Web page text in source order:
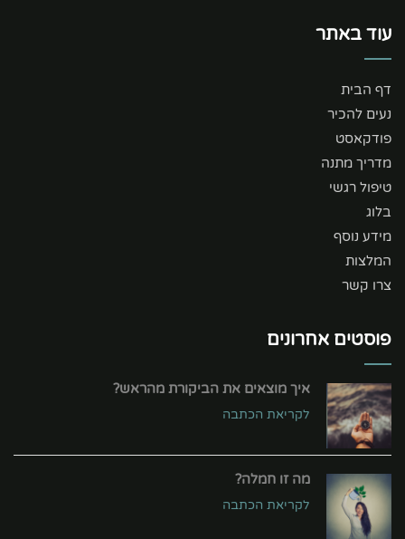
עוד באתר
דף הבית
נעים להכיר
פודקאסט
מדריך מתנה
טיפול רגשי
בלוג
מידע נוסף
המלצות
צרו קשר
פוסטים אחרונים
איך מוצאים את הביקורת מהראש?
לקריאת הכתבה
מה זו חמלה?
לקריאת הכתבה